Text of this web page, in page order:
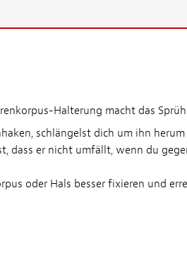
Halterung macht das
schlängelst dich um ihn
dass er nicht umfällt, wenn du
oder Hals besser fixieren und